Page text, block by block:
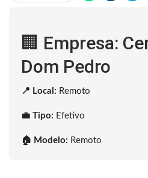
🏢 Empresa:
Dom Pedro
📍 Local: Remoto
💼 Tipo: Efetivo
🏠 Modelo: Remoto